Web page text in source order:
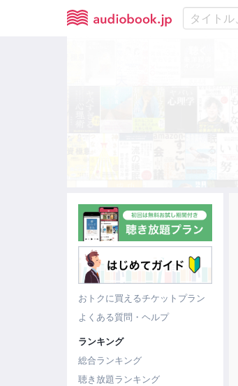
おトクに買えるチケットプラン
よくある質問・ヘルプ
ランキング
総合ランキング
聴き放題ランキング